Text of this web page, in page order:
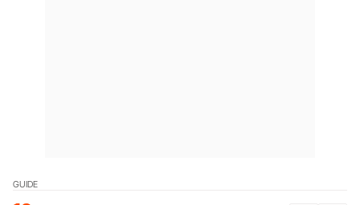
GUIDE